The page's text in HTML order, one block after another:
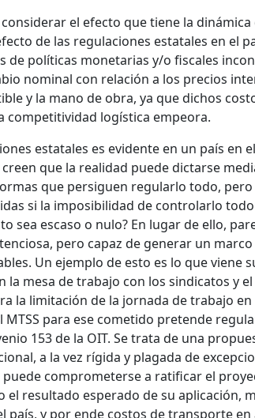
el efecto que tiene la
de las regulaciones estatales en el
de políticas monetarias y/o fiscales
nominal con relación a los precios
y la mano de obra, ya que dichos
competitividad logística empeora.
estatales es evidente en un país en
que la realidad puede dictarse
que persiguen regularlo todo,
si la imposibilidad de controlarlo
sea escaso o nulo? En lugar de ello,
pero capaz de generar un
Un ejemplo de esto es lo que viene
la mesa de trabajo con los sindicatos y
la limitación de la jornada de trabajo
para ese cometido pretende
153 de la OIT. Se trata de una
a la vez rígida y plagada de
comprometerse a ratificar el
el resultado esperado de su aplicación,
país, y por ende costos de transporte en